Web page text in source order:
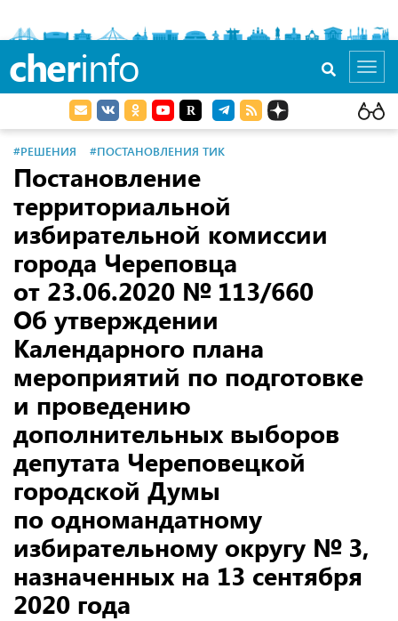
cherinfo
#РЕШЕНИЯ #ПОСТАНОВЛЕНИЯ ТИК
Постановление
территориальной
избирательной комиссии
города Череповца
от 23.06.2020 № 113/660
Об утверждении
Календарного плана
мероприятий по подготовке
и проведению
дополнительных выборов
депутата Череповецкой
городской Думы
по одномандатному
избирательному округу № 3,
назначенных на 13 сентября
2020 года